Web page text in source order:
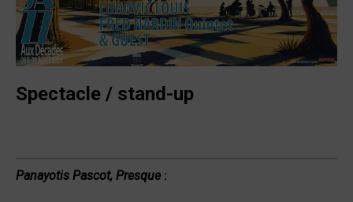
Spectacle / stand-up
Panayotis Pascot, Presque :